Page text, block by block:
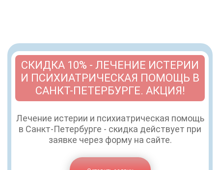
СКИДКА 10% - ЛЕЧЕНИЕ ИСТЕРИИ
И ПСИХИАТРИЧЕСКАЯ ПОМОЩЬ В
САНКТ-ПЕТЕРБУРГЕ. АКЦИЯ!
Лечение истерии и психиатрическая помощь
в Санкт-Петербурге - скидка действует при
заявке через форму на сайте.